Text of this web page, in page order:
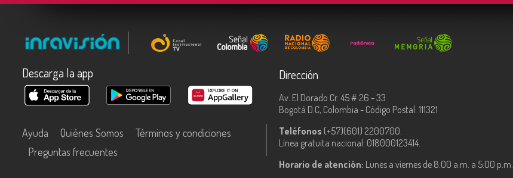
Descarga la app
Ayuda Quiénes Somos
Términos y condiciones
Preguntas frecuentes
Dirección
Av. El Dorado Cr. 45 # 26 - 33
Bogotá D.C, Colombia - Código Postal: 111321
Teléfonos (+57)(601) 2200700.
Línea gratuita nacional: 018000123414.
Horario de atención: Lunes a viernes de 8:00 a.m. a 5:00 p.m.